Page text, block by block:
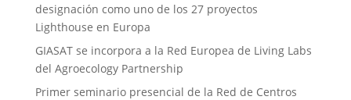
designación como uno de los 27 proyectos
Lighthouse en Europa
GIASAT se incorpora a la Red Europea de Living Labs
del Agroecology Partnership
Primer seminario presencial de la Red de Centros